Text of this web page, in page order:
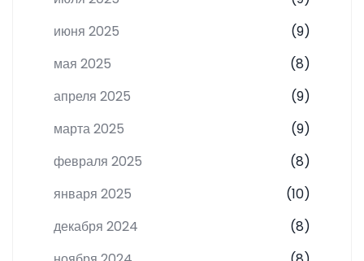
июня 2025
(9)
мая 2025
(8)
апреля 2025
(9)
марта 2025
(9)
февраля 2025
(8)
января 2025
(10)
декабря 2024
(8)